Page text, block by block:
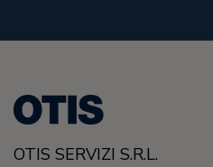
OTIS SERVIZI S.R.L.